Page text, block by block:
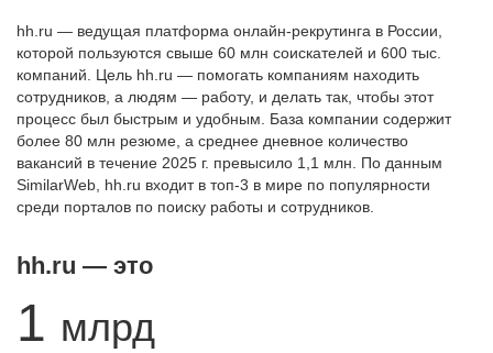
hh.ru — ведущая платформа онлайн-рекрутинга в России,
которой пользуются свыше 60 млн соискателей и 600 тыс.
компаний. Цель hh.ru — помогать компаниям находить
сотрудников, а людям — работу, и делать так, чтобы этот
процесс был быстрым и удобным. База компании содержит
более 80 млн резюме, а среднее дневное количество
вакансий в течение 2025 г. превысило 1,1 млн. По данным
SimilarWeb, hh.ru входит в топ-3 в мире по популярности
среди порталов по поиску работы и сотрудников.
hh.ru — это
1 млрд